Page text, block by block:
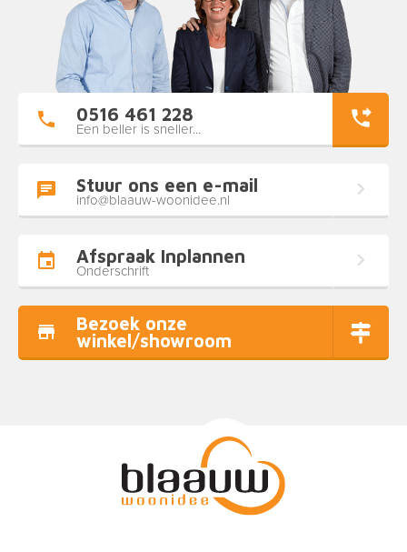
0516 461 228
Een beller is sneller...
Stuur ons een e-mail
info@blaauw-woonidee.nl
Afspraak Inplannen
Onderschrift
Bezoek onze
winkel/showroom